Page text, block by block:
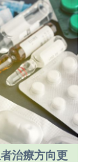
治療方向更